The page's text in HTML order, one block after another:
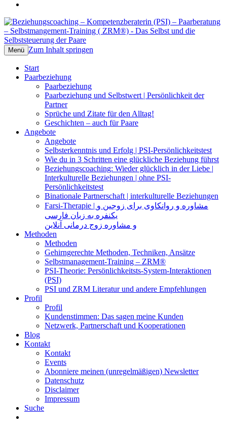
Beziehungscoaching –
Kompetenzberaterin (PSI) –
Training ( ZRM®)
Das Selbst und die Selbststeuerung der
Paare
Menü Zum Inhalt springen
Start
Paarbeziehung
Paarbeziehung
Paarbeziehung und Selbstwert | Persönlichkeit der
Partner
Sprüche und Zitate für den Alltag!
Geschichten – auch für Paare
Angebote
Angebote
Selbsterkenntnis und Erfolg | PSI-Persönlichkeitstest
Wie du in 3 Schritten eine glückliche Beziehung führst
Beziehungscoaching: Wieder glücklich in der Liebe |
Interkulturelle Beziehungen | ohne PSI-
Persönlichkeitstest
Binationale Partnerschaft | interkulturelle Beziehungen
Farsi-Therapie | مشاوره و روانکاوی برای زوجین و
یکنفره به زبان فارسی
و مشاوره زوج درمانی آنلاین
Methoden
Methoden
Gehirngerechte Methoden, Techniken, Ansätze
Selbstmanagement-Training – ZRM®
PSI-Theorie: Persönlichkeitsts-System-Interaktionen
(PSI)
PSI und ZRM Literatur und andere Empfehlungen
Profil
Profil
Kundenstimmen: Das sagen meine Kunden
Netzwerk, Partnerschaft und Kooperationen
Blog
Kontakt
Kontakt
Events
Abonniere meinen (unregelmäßigen) Newsletter
Datenschutz
Disclaimer
Impressum
Suche